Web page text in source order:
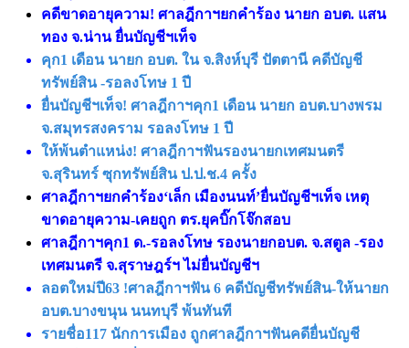
คดีขาดอายุความ! ศาลฎีกาฯยกคำร้อง นายก อบต. แสน
ทอง จ.น่าน ยื่นบัญชีฯเท็จ
คุก1 เดือน นายก อบต. ใน จ.สิงห์บุรี ปัตตานี คดีบัญชี
ทรัพย์สิน -รอลงโทษ 1 ปี
ยื่นบัญชีฯเท็จ! ศาลฎีกาฯคุก1 เดือน นายก อบต.บางพรม
จ.สมุทรสงคราม รอลงโทษ 1 ปี
ให้พ้นตำแหน่ง! ศาลฎีกาฯฟันรองนายกเทศมนตรี
จ.สุรินทร์ ซุกทรัพย์สิน ป.ป.ช.4 ครั้ง
ศาลฎีกาฯยกคำร้อง‘เล็ก เมืองนนท์’ยื่นบัญชีฯเท็จ เหตุ
ขาดอายุความ-เคยถูก ตร.ยุคบิ๊กโจ๊กสอบ
ศาลฎีกาฯคุก1 ด.-รอลงโทษ รองนายกอบต. จ.สตูล -รอง
เทศมนตรี จ.สุราษฎร์ฯ ไม่ยื่นบัญชีฯ
ลอตใหม่ปี63 !ศาลฎีกาฯฟัน 6 คดีบัญชีทรัพย์สิน-ให้นายก
อบต.บางขนุน นนทบุรี พ้นทันที
รายชื่อ117 นักการเมือง ถูกศาลฎีกาฯฟันคดียื่นบัญชี